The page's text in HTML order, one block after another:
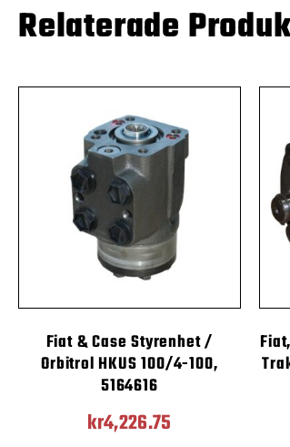
Relaterade
Fiat & Case Styrenhet /
Orbitrol HKUS 100/4-100,
5164616
kr4,226.75